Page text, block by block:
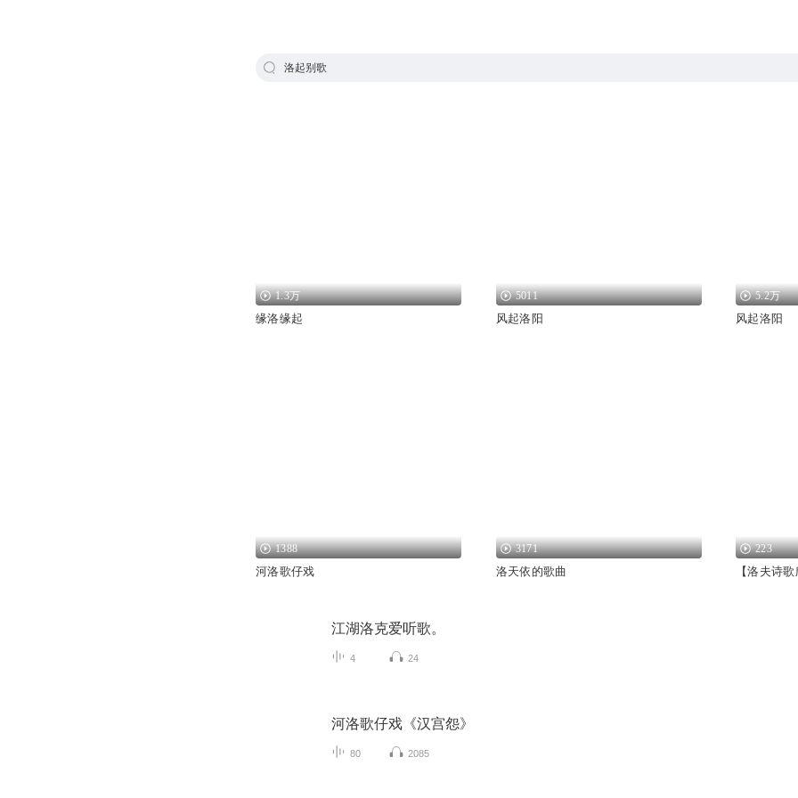
洛起别歌
1.3万
缘洛缘起
5011
风起洛阳
5.2万
风起洛阳
1388
河洛歌仔戏
3171
洛天依的歌曲
223
【洛夫诗
江湖洛克爱听歌。
4 24
河洛歌仔戏《汉宫怨》
80 2085